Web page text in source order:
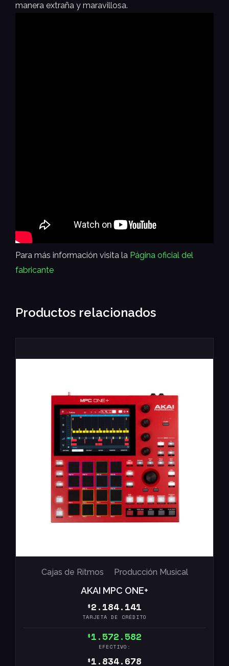
manera extraña y maravillosa.
Para más información visita la Página oficial del
fabricante
Productos relacionados
Cajas de Ritmos Producción Musical
AKAI MPC ONE+
$2.184.141
TARJETA DE CRÉDITO
$1.572.582
EFECTIVO:
$1.834.678